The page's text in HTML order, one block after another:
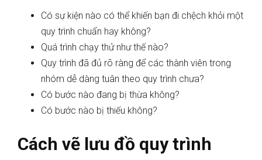
Có sự kiện nào có thể khiến bạn đi chệch khỏi một
quy trình chuẩn hay không?
Quá trình chạy thử như thế nào?
Quy trình đã đủ rõ ràng để các thành viên trong
nhóm dễ dàng tuân theo quy trình chưa?
Có bước nào đang bị thừa không?
Có bước nào bị thiếu không?
Cách vẽ lưu đồ quy trình